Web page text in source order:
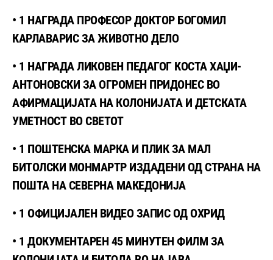
• 1 НАГРАДА ПРОФЕСОР ДОКТОР БОГОМИЛ
КАРЛАВАРИС ЗА ЖИВОТНО ДЕЛО
• 1 НАГРАДА ЛИКОВЕН ПЕДАГОГ КОСТА ХАЏИ-
АНТОНОВСКИ ЗА ОГРОМЕН ПРИДОНЕС ВО
АФИРМАЦИЈАТА НА КОЛОНИЈАТА И ДЕТСКАТА
УМЕТНОСТ ВО СВЕТОТ
• 1 ПОШТЕНСКА МАРКА И ПЛИК ЗА МАЛ
БИТОЛСКИ МОНМАРТР ИЗДАДЕНИ ОД СТРАНА НА
ПОШТА НА СЕВЕРНА МАКЕДОНИЈА
• 1 ОФИЦИЈАЛЕН ВИДЕО ЗАПИС ОД ОХРИД
• 1 ДОКУМЕНТАРЕН 45 МИНУТЕН ФИЛМ ЗА